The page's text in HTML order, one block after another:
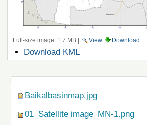
Full-size image: 1.7 MB| View Download
Document
Actions
Download KML
Baikalbasinmap.jpg
01_Satellite image_MN-1.png